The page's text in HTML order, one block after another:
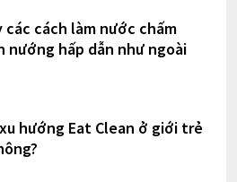
các cách làm nước chấm
nướng hấp dẫn như ngoài
hướng Eat Clean ở giới trẻ